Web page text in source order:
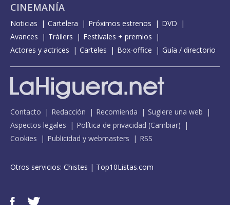
CINEMANÍA
Noticias Cartelera Próximos estrenos
DVD
Avances
Tráilers
Festivales + premios
Actores y actrices
Carteles Box-office Guía / directorio
Contacto Redacción Recomienda
Sugiere una web
Aspectos legales
Política de privacidad (Cambiar)
Cookies
Publicidad y webmasters RSS
Otros servicios: Chistes | Top10Listas.com